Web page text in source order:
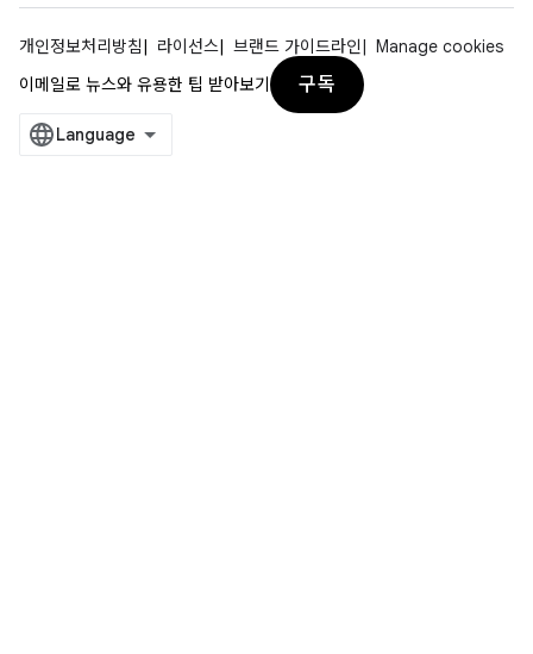
개인정보처리방침 라이선스 브랜드 가이드라인
Manage cookies
이메일로 뉴스와 유용한 팁 받아보기
구독